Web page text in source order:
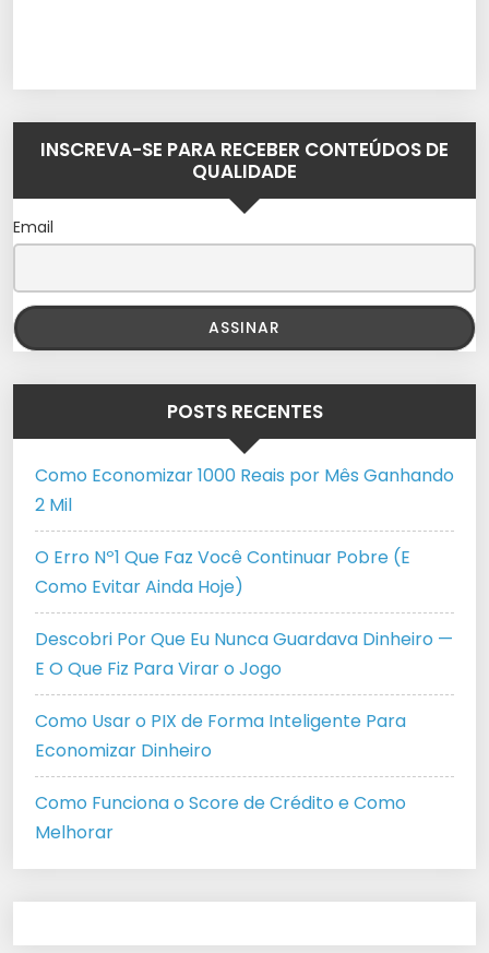
INSCREVA-SE PARA RECEBER CONTEÚDOS DE
QUALIDADE
Email
POSTS RECENTES
Como Economizar 1000 Reais por Mês Ganhando
2 Mil
O Erro Nº1 Que Faz Você Continuar Pobre (E
Como Evitar Ainda Hoje)
Descobri Por Que Eu Nunca Guardava Dinheiro —
E O Que Fiz Para Virar o Jogo
Como Usar o PIX de Forma Inteligente Para
Economizar Dinheiro
Como Funciona o Score de Crédito e Como
Melhorar